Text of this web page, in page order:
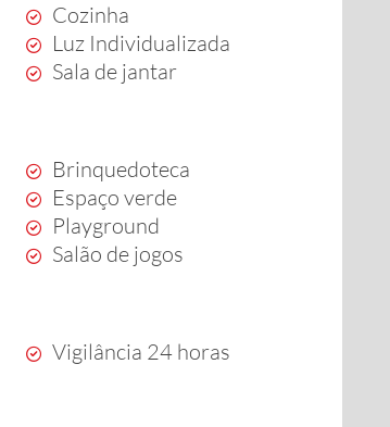
Cozinha
Luz Individualizada
Sala de jantar
Brinquedoteca
Espaço verde
Playground
Salão de jogos
Vigilância 24 horas